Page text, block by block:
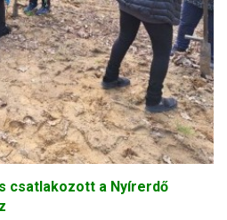
csatlakozott a Nyírerdő